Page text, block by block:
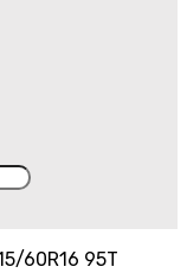
60R16 95T